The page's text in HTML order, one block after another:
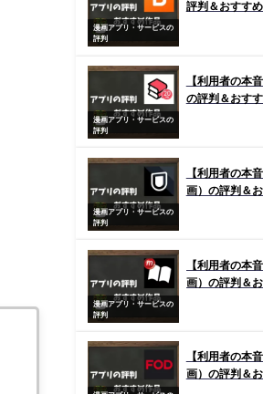
漫画アプリ・サービスの
評判
評判＆おすす
漫画アプリ・サービスの
評判
【利用者の本
の評判＆おす
漫画アプリ・サービスの
評判
【利用者の本
画）の評判＆
漫画アプリ・サービスの
評判
【利用者の本
画）の評判＆
【利用者の本
画）の評判＆